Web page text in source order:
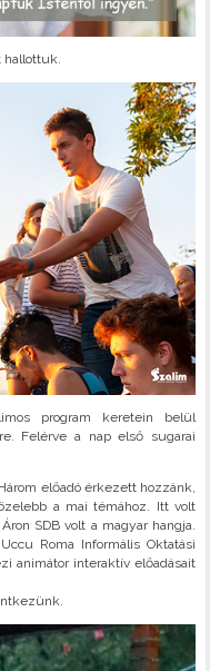
program keretein belül
Felérve a nap első sugarai
előadó érkezett hozzánk,
a mai témához. Itt volt
SDB volt a magyar hangja.
Roma Informális Oktatási
animátor interaktív előadásait